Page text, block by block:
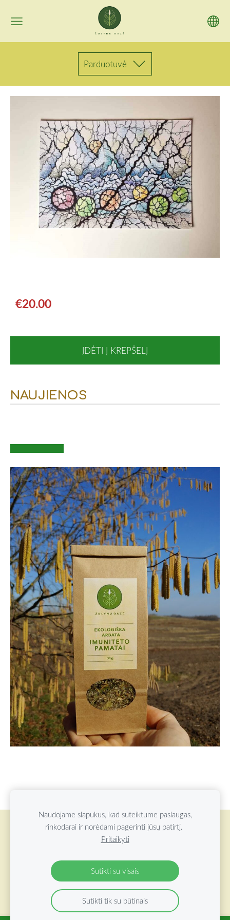
Parduotuvė
NAUJIENOS
€20.00
ĮDĖTI Į KREPŠELĮ
Slapukai
2026 ŽOLYNŲ OAZĖ VISOS TEISĖS SAUGOMOS
Naudojame slapukus, kad suteiktume paslaugas,
rinkodarai ir norėdami pagerinti jūsų patirtį.
Pritaikyti
Sutikti su visais
Sutikti tik su būtinais